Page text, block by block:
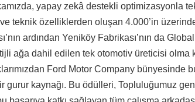
yapay zekâ destekli optimizasyonla
ve teknik özelliklerden oluşan 4.000’in
ardından Yeniköy Fabrikası’nın da
ağa dahil edilen tek otomotiv üreticisi
Ford Motor Company bünyesinde
gurur kaynağı. Bu ödülleri, Topluluğumuz